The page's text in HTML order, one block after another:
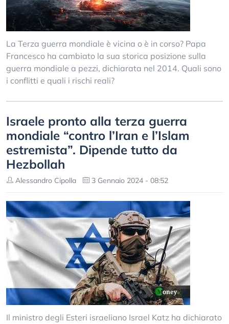
La Terza guerra mondiale è vicina o è in corso? Papa
Francesco ha cambiato la sua storica posizione sulla
guerra mondiale a pezzi, dichiarata nel 2014. Quali sono
i conflitti e quali i rischi reali?
Israele pronto alla terza guerra
mondiale “contro l’Iran e l’Islam
estremista”. Dipende tutto da
Hezbollah
Alessandro Cipolla 3 Gennaio 2024 - 08:52
Il ministro degli Esteri israeliano Israel Katz ha dichiarato